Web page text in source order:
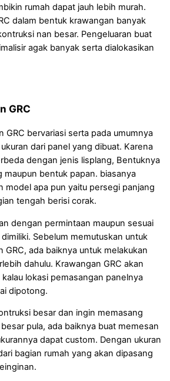
rumah dapat jauh lebih murah.
dalam bentuk krawangan banyak
nan besar. Pengeluaran buat
agak banyak serta dialokasikan
GRC
GRC bervariasi serta pada umumnya
dari panel yang dibuat. Karena
dengan jenis lisplang, Bentuknya
maupun bentuk papan. biasanya
model apa pun yaitu persegi panjang
tengah berisi corak.
dengan permintaan maupun sesuai
Sebelum memutuskan untuk
GRC, ada baiknya untuk melakukan
dahulu. Krawangan GRC akan
lokasi pemasangan panelnya
dipotong.
besar dan ingin memasang
pula, ada baiknya buat memesan
dapat custom. Dengan ukuran
bagian rumah yang akan dipasang